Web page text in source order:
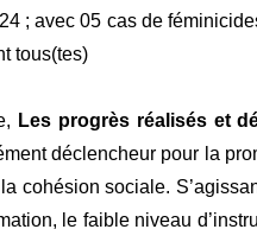
; avec 05 cas de
tous(tes)
Les progrès réalisés et
déclencheur pour la
cohésion sociale.
le faible niveau